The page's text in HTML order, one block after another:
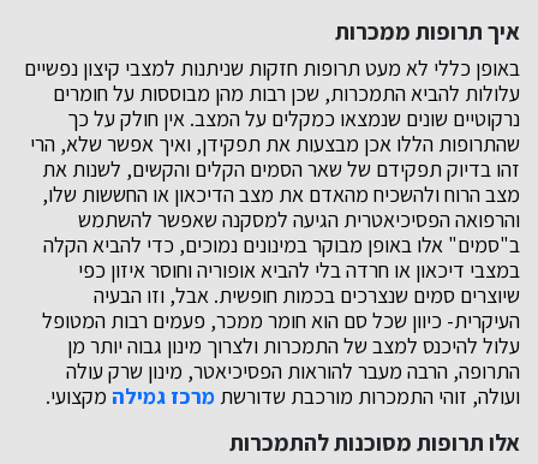
איך תרופות ממכרות
באופן כללי לא מעט תרופות חזקות שניתנות למצבי קיצון נפשיים
עלולות להביא התמכרות, שכן רבות מהן מבוססות על חומרים
נרקוטיים שונים שנמצאו כמקלים על המצב. אין חולק על כך
שהתרופות הללו אכן מבצעות את תפקידן, ואיך אפשר שלא, הרי
זהו בדיוק תפקידם של שאר הסמים הקלים והקשים, לשנות את
מצב הרוח ולהשכיח מהאדם את מצב הדיכאון או החששות שלו,
והרפואה הפסיכיאטרית הגיעה למסקנה שאפשר להשתמש
ב"סמים" אלו באופן מבוקר במינונים נמוכים, כדי להביא הקלה
במצבי דיכאון או חרדה בלי להביא אופוריה וחוסר איזון כפי
שיוצרים סמים שנצרכים בכמות חופשית. אבל, וזו הבעיה
העיקרית- כיוון שכל סם הוא חומר ממכר, פעמים רבות המטופל
עלול להיכנס למצב של התמכרות ולצרוך מינון גבוה יותר מן
התרופה, הרבה מעבר להוראות הפסיכיאטר, מינון שרק עולה
ועולה, זוהי התמכרות מורכבת שדורשת מרכז גמילה מקצועי.
אלו תרופות מסוכנות להתמכרות